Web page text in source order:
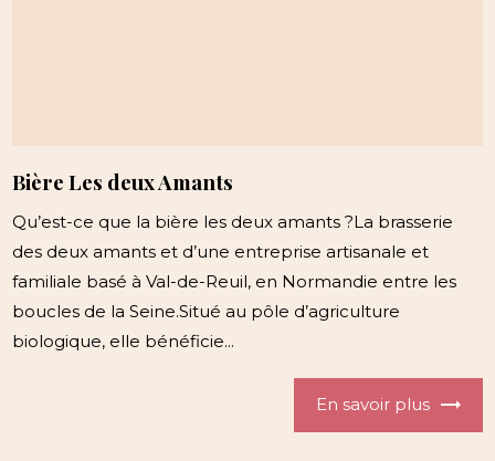
Bière Les deux Amants
Qu’est-ce que la bière les deux amants ?La brasserie
des deux amants et d’une entreprise artisanale et
familiale basé à Val-de-Reuil, en Normandie entre les
boucles de la Seine.Situé au pôle d’agriculture
biologique, elle bénéficie...
En savoir plus